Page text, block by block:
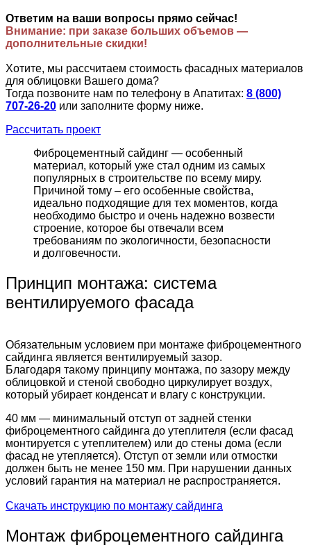
Ответим на ваши вопросы прямо сейчас!
Внимание: при заказе больших объемов —
дополнительные скидки!
Хотите, мы рассчитаем стоимость фасадных материалов
для облицовки Вашего дома?
Тогда позвоните нам по телефону в Апатитах: 8 (800)
707-26-20 или заполните форму ниже.
Рассчитать проект
Фиброцементный сайдинг — особенный
материал, который уже стал одним из самых
популярных в строительстве по всему миру.
Причиной тому – его особенные свойства,
идеально подходящие для тех моментов, когда
необходимо быстро и очень надежно возвести
строение, которое бы отвечали всем
требованиям по экологичности, безопасности
и долговечности.
Принцип монтажа: система
вентилируемого фасада
Обязательным условием при монтаже фиброцементного
сайдинга является вентилируемый зазор.
Благодаря такому принципу монтажа, по зазору между
облицовкой и стеной свободно циркулирует воздух,
который убирает конденсат и влагу с конструкции.
40 мм — минимальный отступ от задней стенки
фиброцементного сайдинга до утеплителя (если фасад
монтируется с утеплителем) или до стены дома (если
фасад не утепляется). Отступ от земли или отмостки
должен быть не менее 150 мм. При нарушении данных
условий гарантия на материал не распространяется.
Скачать инструкцию по монтажу сайдинга
Монтаж фиброцементного сайдинга